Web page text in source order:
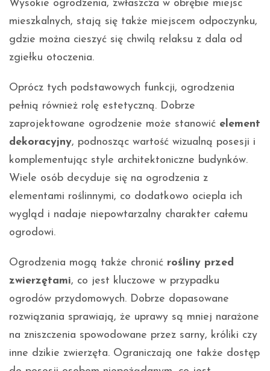
Wysokie ogrodzenia, zwłaszcza w obrębie miejsc
mieszkalnych, stają się także miejscem odpoczynku,
gdzie można cieszyć się chwilą relaksu z dala od
zgiełku otoczenia.
Oprócz tych podstawowych funkcji, ogrodzenia
pełnią również rolę estetyczną. Dobrze
zaprojektowane ogrodzenie może stanowić element
dekoracyjny, podnosząc wartość wizualną posesji i
komplementując style architektoniczne budynków.
Wiele osób decyduje się na ogrodzenia z
elementami roślinnymi, co dodatkowo ociepla ich
wygląd i nadaje niepowtarzalny charakter całemu
ogrodowi.
Ogrodzenia mogą także chronić rośliny przed
zwierzętami, co jest kluczowe w przypadku
ogrodów przydomowych. Dobrze dopasowane
rozwiązania sprawiają, że uprawy są mniej narażone
na zniszczenia spowodowane przez sarny, króliki czy
inne dzikie zwierzęta. Ograniczają one także dostęp